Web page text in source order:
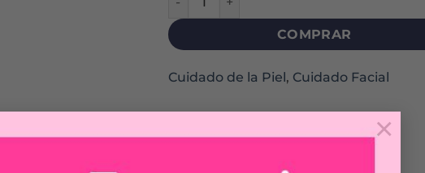
×
COMPRAR
Cuidado de la Piel, Cuidado Facial